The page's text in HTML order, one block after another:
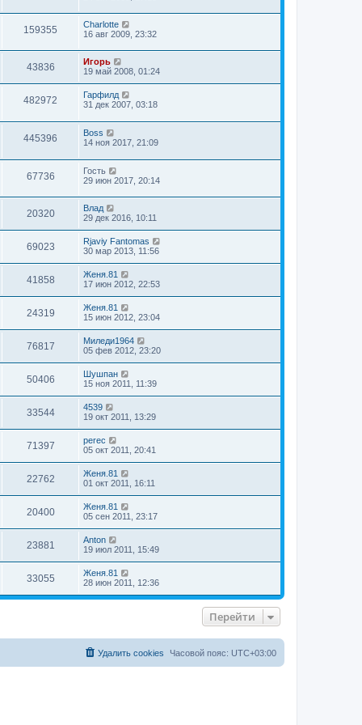
159355
Charlotte
16 авг 2009, 23:32
43836
Игорь
19 май 2008, 01:24
482972
Гарфилд
31 дек 2007, 03:18
445396
Boss
14 ноя 2017, 21:09
67736
Гость
29 июн 2017, 20:14
20320
Влад
29 дек 2016, 10:11
69023
Rjaviy Fantomas
30 мар 2013, 11:56
41858
Женя.81
17 июн 2012, 22:53
24319
Женя.81
15 июн 2012, 23:04
76817
Миледи1964
05 фев 2012, 23:20
50406
Шушпан
15 ноя 2011, 11:39
33544
4539
19 окт 2011, 13:29
71397
perec
05 окт 2011, 20:41
22762
Женя.81
01 окт 2011, 16:11
20400
Женя.81
05 сен 2011, 23:17
23881
Anton
19 июл 2011, 15:49
33055
Женя.81
28 июн 2011, 12:36
Перейти
Часовой пояс: UTC+03:00
Удалить cookies